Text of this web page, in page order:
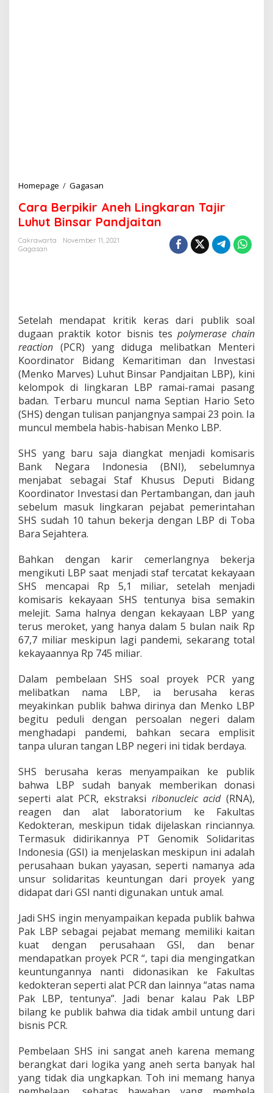
Homepage / Gagasan
r
a
B
e
A
e
h
L
i
n
g
k
a
r
n
T
a
j
i
r
u
B
n
s
a
r
P
a
n
j
a
i
t
a
n
Cara Berpikir Aneh Lingkaran Tajir
Luhut Binsar Pandjaitan
Cakrawarta
November 11, 2021
Gagasan
Setelah mendapat kritik keras dari publik soal
dugaan praktik kotor bisnis tes polymerase chain
reaction (PCR) yang diduga melibatkan Menteri
Koordinator Bidang Kemaritiman dan Investasi
(Menko Marves) Luhut Binsar Pandjaitan LBP), kini
kelompok di lingkaran LBP ramai-ramai pasang
badan. Terbaru muncul nama Septian Hario Seto
(SHS) dengan tulisan panjangnya sampai 23 poin. Ia
muncul membela habis-habisan Menko LBP.
SHS yang baru saja diangkat menjadi komisaris
Bank Negara Indonesia (BNI), sebelumnya
menjabat sebagai Staf Khusus Deputi Bidang
Koordinator Investasi dan Pertambangan, dan jauh
sebelum masuk lingkaran pejabat pemerintahan
SHS sudah 10 tahun bekerja dengan LBP di Toba
Bara Sejahtera.
Bahkan dengan karir cemerlangnya bekerja
mengikuti LBP saat menjadi staf tercatat kekayaan
SHS mencapai Rp 5,1 miliar, setelah menjadi
komisaris kekayaan SHS tentunya bisa semakin
melejit. Sama halnya dengan kekayaan LBP yang
terus meroket, yang hanya dalam 5 bulan naik Rp
67,7 miliar meskipun lagi pandemi, sekarang total
kekayaannya Rp 745 miliar.
Dalam pembelaan SHS soal proyek PCR yang
melibatkan nama LBP, ia berusaha keras
meyakinkan publik bahwa dirinya dan Menko LBP
begitu peduli dengan persoalan negeri dalam
menghadapi pandemi, bahkan secara emplisit
tanpa uluran tangan LBP negeri ini tidak berdaya.
SHS berusaha keras menyampaikan ke publik
bahwa LBP sudah banyak memberikan donasi
seperti alat PCR, ekstraksi ribonucleic acid(RNA),
reagen dan alat laboratorium ke Fakultas
Kedokteran, meskipun tidak dijelaskan rinciannya.
Termasuk didirikannya PT Genomik Solidaritas
Indonesia (GSI) ia menjelaskan meskipun ini adalah
perusahaan bukan yayasan, seperti namanya ada
unsur solidaritas keuntungan dari proyek yang
didapat dari GSI nanti digunakan untuk amal.
Jadi SHS ingin menyampaikan kepada publik bahwa
Pak LBP sebagai pejabat memang memiliki kaitan
kuat dengan perusahaan GSI, dan benar
mendapatkan proyek PCR “, tapi dia mengingatkan
keuntungannya nanti didonasikan ke Fakultas
kedokteran seperti alat PCR dan lainnya “atas nama
Pak LBP, tentunya”. Jadi benar kalau Pak LBP
bilang ke publik bahwa dia tidak ambil untung dari
bisnis PCR.
Pembelaan SHS ini sangat aneh karena memang
berangkat dari logika yang aneh serta banyak hal
yang tidak dia ungkapkan. Toh ini memang hanya